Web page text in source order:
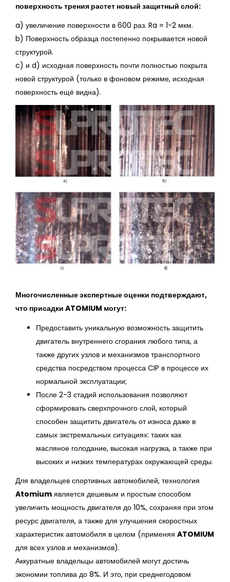
поверхность трения растет новый защитный слой:
a) увеличение поверхности в 600 раз. Ra = 1-2 мкм.
b) Поверхность образца постепенно покрывается новой
структурой.
c) и d) исходная поверхность почти полностью покрыта
новой структурой (только в фоновом режиме, исходная
поверхность ещё видна).
Многочисленные экспертные оценки подтверждают,
что присадки ATOMIUM могут:
Предоставить уникальную возможность защитить
двигатель внутреннего сгорания любого типа, а
также других узлов и механизмов транспортного
средства посредством процесса CIP в процессе их
нормальной эксплуатации;
После 2-3 стадий использования позволяют
сформировать сверхпрочного слой, который
способен защитить двигатель от износа даже в
самых экстремальных ситуациях: таких как
масляное голодание, высокая нагрузка, а также при
высоких и низких температурах окружающей среды.
Для владельцев спортивных автомобилей, технология
Atomium является дешевым и простым способом
увеличить мощность двигателя до 10%, сохраняя при этом
ресурс двигателя, а также для улучшения скоростных
характеристик автомобиля в целом (применяя ATOMIUM
для всех узлов и механизмов).
Аккуратные владельцы автомобилей могут достичь
экономии топлива до 8%. И это, при среднегодовом